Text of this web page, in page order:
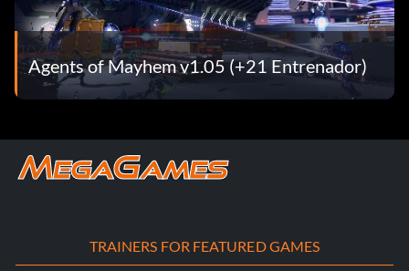
Agents of Mayhem v1.05 (+21 Entrenador)
TRAINERS FOR FEATURED GAMES